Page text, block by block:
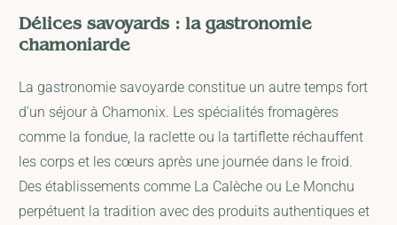
Délices savoyards : la gastronomie
chamoniarde
La gastronomie savoyarde constitue un autre temps fort
d'un séjour à Chamonix. Les spécialités fromagères
comme la fondue, la raclette ou la tartiflette réchauffent
les corps et les cœurs après une journée dans le froid.
Des établissements comme La Calèche ou Le Monchu
perpétuent la tradition avec des produits authentiques et